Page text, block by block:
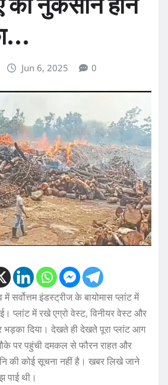
Jun 6, 2025 0
में सर्वोत्तम इंडस्ट्रीज के बायोमास प्लांट में
प्लांट में रखे एग्रो वेस्ट, विनीयर वेस्ट और
दिया। देखते ही देखते पूरा प्लांट आग
पर पहुंची दमकल से फौरन राहत और
की कोई सूचना नहीं है। खबर लिखे जाने
पाई थी।